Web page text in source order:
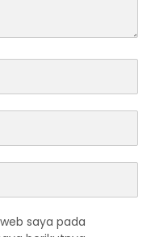
saya pada